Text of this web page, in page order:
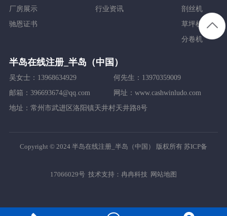
厂房展示
驰恩证书
行业资讯
剖丝机
草坪机
分卷机
半岛在线注册_半岛（中国）
吴女士：13968634929
何先生：13970359009
邮箱：396693674@qq.com
网址：www.cashwinludo.com
地址：常州市武进区洛阳镇天井村天井路8号
Copyright © 2024 半岛在线注册_半岛（中国） 版权所有 苏ICP备
17066029号 技术支持： 冉冉科技 网站地图